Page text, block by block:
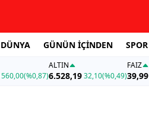
DÜNYA GÜNÜN İÇİNDEN SPOR
560,00(%0,87)
ALTIN
6.528,1932,10(%0,49)
FAİZ
39,99